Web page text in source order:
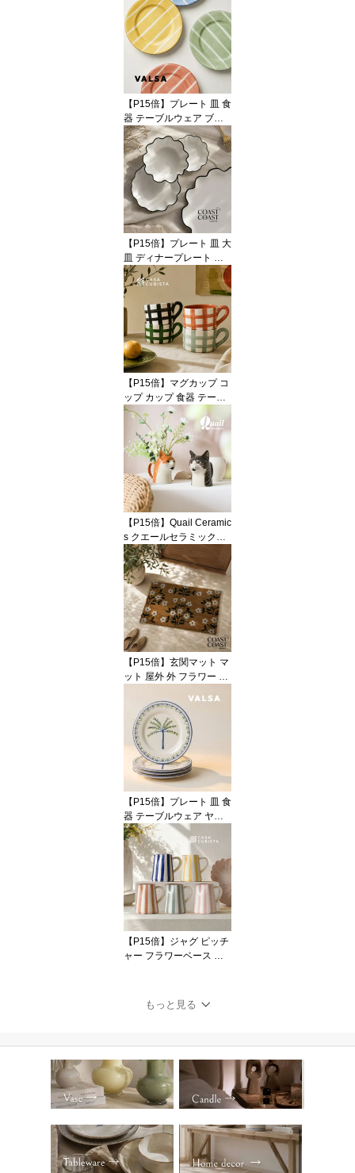
フラワーモチーフ 陶器
テラコッタ ブルー 青 ホ
ワイト 白 テーブルウェ
ア おしゃれ かわいい 輸
入食器 海外インテリア
輸入 インポート 直輸入
オブジェ 置物 インテリ
ア ハンドメイド
【P15倍】プレート 皿 食
器 テーブルウェア ブル
ー イエロー グリーン レ
ッド 青 赤 黄色 陶器 アー
スンウェア ラウンド 22c
m 中皿 オブジェ 置物 イ
ンテリア おしゃれ かわ
いい 海外インテリア 輸
入 インポート 直輸入 ギ
フト 輸入食器 モダン ハ
ンドメイド VALSA HOM
E
【P15倍】プレート 皿 大
皿 ディナープレート ラ
ージ 大判 食器 テーブル
ウェア ウェーブ 花びら
フラワー セラミック 陶
器 ホワイト 白 ブラック
黒 おしゃれ かわいい モ
ダン 海外インテリア 輸
入 インポート 直輸入 ギ
フト 輸入食器オブジェ
インテリア Coast to Coa
st
【P15倍】マグカップ コ
ップ カップ 食器 テーブ
ルウェア ジオメトリック
幾何学 格子柄 チェック
グリーン 緑 ブラック 黒
ブルー 青 カラフル 陶器
テラコッタ ハンドメイド
ポップ おしゃれ かわい
い 輸入 インポート 海外
インテリア ギフト
【P15倍】Quail Ceramic
s クエールセラミックス
英国ブランド ネコ ジャ
グ ミディアム 陶器 北欧
かわいい おしゃれ ピッ
チャー ジャグ 花瓶 フラ
ワーベース キャット 猫
ねこ 動物 アニマル イン
テリア プレゼント ギフ
ト 誕生日 記念日 海外イ
ンテリア
【P15倍】玄関マット マ
ット 屋外 外 フラワー 花
ヤー ナチュラル ブラウ
ン ホワイト グリーン 50
x80 大判 大きい ラージ
おしゃれ かわいい 海外
インテリア 輸入 インポ
ート 直輸入 ギフト イン
テリア Coast to Coast
【P15倍】プレート 皿 食
器 テーブルウェア ヤシ
の木 ボタニカル 1枚 4枚
セット リーフ ホワイト
ブルー 陶器 アースンウ
ェア 22cm ハンドメイド
輸入食器 直輸入 インポ
ート 海外インテリア お
しゃれ かわいい モダン
オブジェ ディスプレイ
ギフト VALSA HOME
【P15倍】ジャグ ピッチ
ャー フラワーベース 花
柄 陶器 セラミック ブル
ー グリーン テラコッタ
直輸入 ハンドメイド ポ
ップ モダン
もっと見る